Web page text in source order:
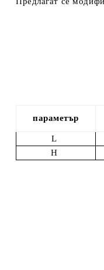
параметър
L
Н